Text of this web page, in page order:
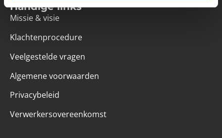
Handige links
Missie & visie
Klachtenprocedure
Veelgestelde vragen
Algemene voorwaarden
Privacybeleid
Verwerkersovereenkomst